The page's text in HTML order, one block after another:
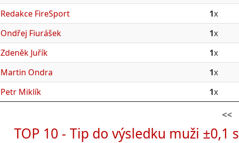
Redakce FireSport 1x
Ondřej Fiurášek 1x
Zdeněk Juřík 1x
Martin Ondra 1x
Petr Miklík 1x
<<
TOP 10 - Tip do výsledku muži ±0,1 s